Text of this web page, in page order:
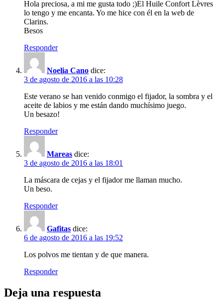
Hola preciosa, a mi me gusta todo ;)El Huile Confort Lèvres
lo tengo y me encanta. Yo me hice con él en la web de
Clarins.
Besos
Responder
Noelia Cano dice:
3 de agosto de 2016 a las 10:28
Este verano se han venido conmigo el fijador, la sombra y el
aceite de labios y me están dando muchísimo juego.
Un besazo!
Responder
Mareas dice:
3 de agosto de 2016 a las 18:01
La máscara de cejas y el fijador me llaman mucho.
Un beso.
Responder
Gafitas dice:
6 de agosto de 2016 a las 19:52
Los polvos me tientan y de que manera.
Responder
Deja una respuesta